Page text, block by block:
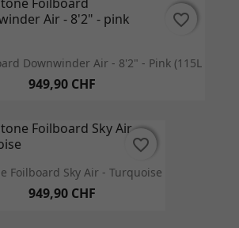
Downwinder Air - 8'2" - Pink (115L
949,90 CHF
favorite_border
favorite_border
Foilboard Sky Air - Turquoise
949,90 CHF
favorite_border
favorite_border